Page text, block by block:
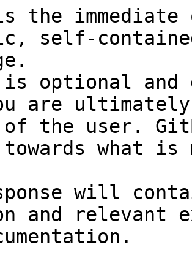
the
self-
optional and
are
of the user.
towards what
will
and relevant